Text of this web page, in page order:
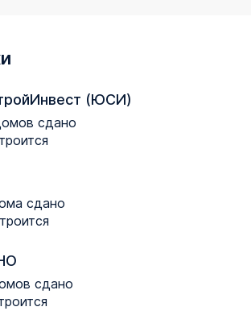
(ЮСИ)
сдано
сдано
сдано